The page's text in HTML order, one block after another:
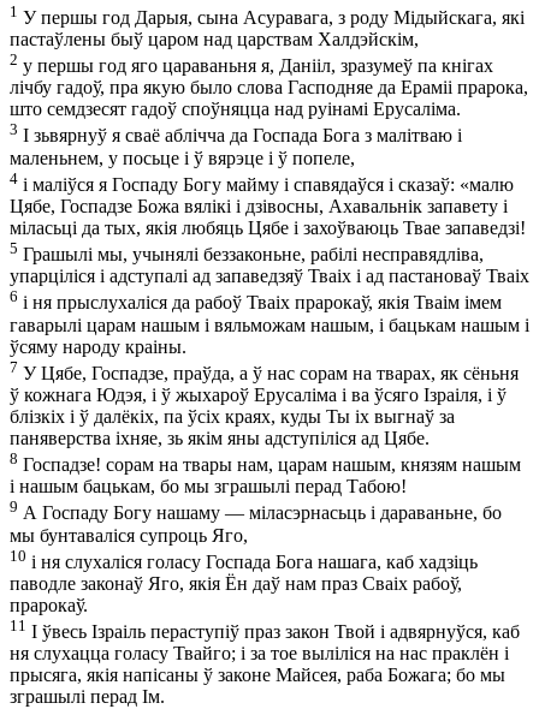
1 У першы год Дарыя, сына Асуравага, з роду Мідыйскага, які
пастаўлены быў царом над царствам Халдэйскім,
2 у першы год яго цараваньня я, Данііл, зразумеў па кнігах
лічбу гадоў, пра якую было слова Гасподняе да Ераміі прарока,
што семдзесят гадоў споўняцца над руінамі Ерусаліма.
3 І зьвярнуў я сваё аблічча да Госпада Бога з малітваю і
маленьнем, у посьце і ў вярэце і ў попеле,
4 і маліўся я Госпаду Богу майму і спавядаўся і сказаў: «малю
Цябе, Госпадзе Божа вялікі і дзівосны, Ахавальнік запавету і
міласьці да тых, якія любяць Цябе і захоўваюць Твае запаведзі!
5 Грашылі мы, учынялі беззаконьне, рабілі несправядліва,
упарціліся і адступалі ад запаведзяў Тваіх і ад пастановаў Тваіх
6 і ня прыслухаліся да рабоў Тваіх прарокаў, якія Тваім імем
гаварылі царам нашым і вяльможам нашым, і бацькам нашым і
ўсяму народу краіны.
7 У Цябе, Госпадзе, праўда, а ў нас сорам на тварах, як сёньня
ў кожнага Юдэя, і ў жыхароў Ерусаліма і ва ўсяго Ізраіля, і ў
блізкіх і ў далёкіх, па ўсіх краях, куды Ты іх выгнаў за
паняверства іхняе, зь якім яны адступіліся ад Цябе.
8 Госпадзе! сорам на твары нам, царам нашым, князям нашым
і нашым бацькам, бо мы зграшылі перад Табою!
9 А Госпаду Богу нашаму — міласэрнасьць і дараваньне, бо
мы бунтаваліся супроць Яго,
10 і ня слухаліся голасу Госпада Бога нашага, каб хадзіць
паводле законаў Яго, якія Ён даў нам праз Сваіх рабоў,
прарокаў.
11 І ўвесь Ізраіль пераступіў праз закон Твой і адвярнуўся, каб
ня слухацца голасу Твайго; і за тое выліліся на нас праклён і
прысяга, якія напісаны ў законе Майсея, раба Божага; бо мы
зграшылі перад Ім.